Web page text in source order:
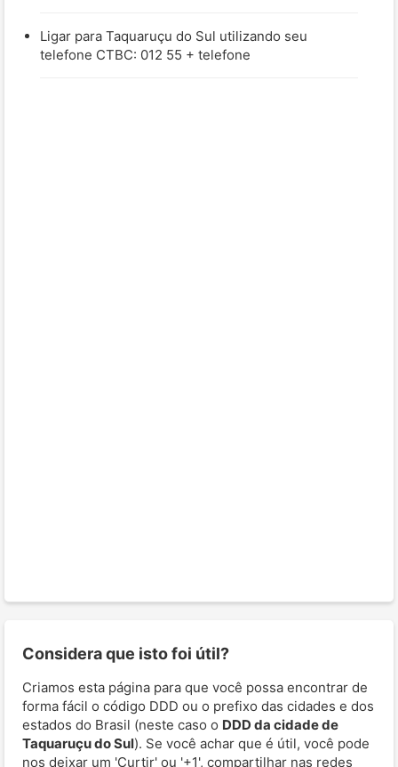
Ligar para Taquaruçu do Sul utilizando seu
telefone CTBC: 012 55 + telefone
Considera que isto foi útil?
Criamos esta página para que você possa encontrar de
forma fácil o código DDD ou o prefixo das cidades e dos
estados do Brasil (neste caso o DDD da cidade de
Taquaruçu do Sul). Se você achar que é útil, você pode
nos deixar um 'Curtir' ou '+1', compartilhar nas redes